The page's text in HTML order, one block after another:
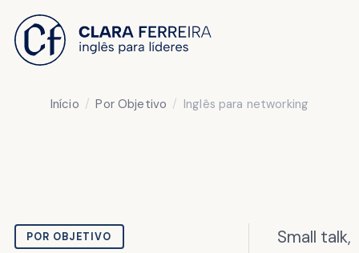
Início Por Objetivo Inglês para networking
POR OBJETIVO
Small talk,